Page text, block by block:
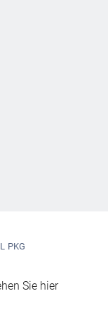
PKG
Sie hier